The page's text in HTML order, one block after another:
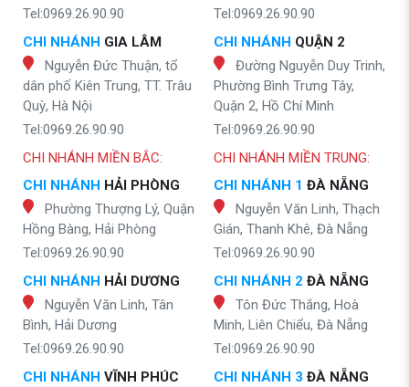
Tel:0969.26.90.90
CHI NHÁNH GIA LÂM
Nguyễn Đức Thuận, tổ
dân phố Kiên Trung, TT. Trâu
Quỳ, Hà Nội
Tel:0969.26.90.90
Tel:0969.26.90.90
CHI NHÁNH QUẬN 2
Đường Nguyễn Duy Trinh,
Phường Bình Trưng Tây,
Quận 2, Hồ Chí Minh
Tel:0969.26.90.90
CHI NHÁNH MIỀN BẮC:
CHI NHÁNH HẢI PHÒNG
Phường Thượng Lý, Quận
Hồng Bàng, Hải Phòng
Tel:0969.26.90.90
CHI NHÁNH HẢI DƯƠNG
Nguyễn Văn Linh, Tân
Bình, Hải Dương
Tel:0969.26.90.90
CHI NHÁNH VĨNH PHÚC
CHI NHÁNH MIỀN TRUNG:
CHI NHÁNH 1 ĐÀ NẴNG
Nguyễn Văn Linh, Thạch
Gián, Thanh Khê, Đà Nẵng
Tel:0969.26.90.90
CHI NHÁNH 2 ĐÀ NẴNG
Tôn Đức Thắng, Hoà
Minh, Liên Chiểu, Đà Nẵng
Tel:0969.26.90.90
CHI NHÁNH 3 ĐÀ NẴNG